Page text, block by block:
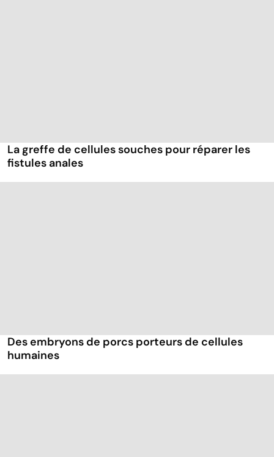
La greffe de cellules souches pour réparer les
fistules anales
Des embryons de porcs porteurs de cellules
humaines